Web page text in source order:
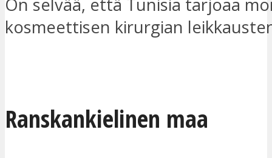
kosmeettisen kirurgian
Ranskankielinen maa